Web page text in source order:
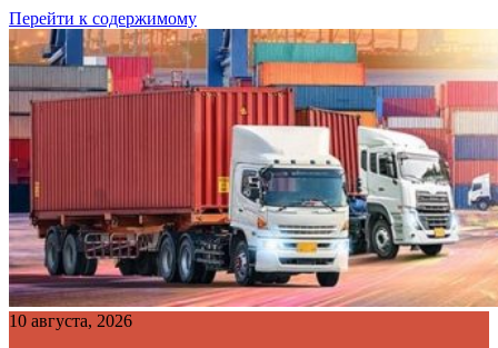
Перейти к содержимому
10 августа, 2026